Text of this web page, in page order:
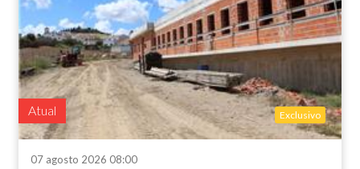
Atual Exclusivo
07 agosto 2026 08:00